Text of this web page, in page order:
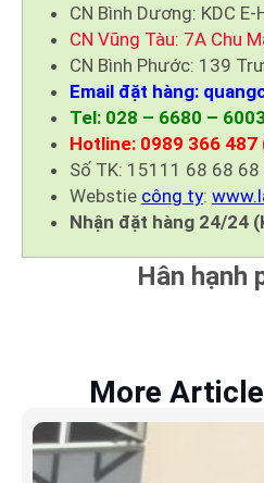
CN Bình Dương: KDC
CN Vũng Tàu: 7A Chu
CN Bình Phước: 139
Email đặt hàng:
Tel: 028 – 6680 –
Hotline: 0989 366
Số TK: 15111 68 68 68
Webstie công ty:
Nhận đặt hàng 24/24
Hân hạnh
More